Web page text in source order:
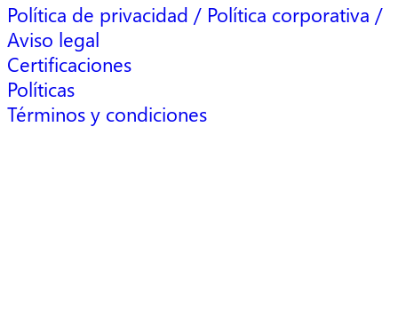
Política de privacidad / Política corporativa /
Aviso legal
Certificaciones
Políticas
Términos y condiciones